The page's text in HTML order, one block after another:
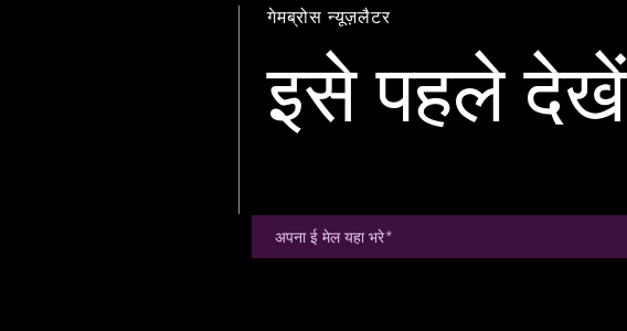
गेमब्रोस न्यूज़लैटर
इसे पहले देखें